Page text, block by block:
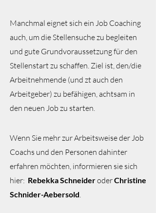
Manchmal eignet sich ein Job Coaching
auch, um die Stellensuche zu begleiten
und gute Grundvoraussetzung für den
Stellenstart zu schaffen. Ziel ist, den/die
Arbeitnehmende (und zt auch den
Arbeitgeber) zu befähigen, achtsam in
den neuen Job zu starten.
Wenn Sie mehr zur Arbeitsweise der Job
Coachs und den Personen dahinter
erfahren möchten, informieren sie sich
hier: Rebekka SchneideroderChristine
Schnider-Aebersold.